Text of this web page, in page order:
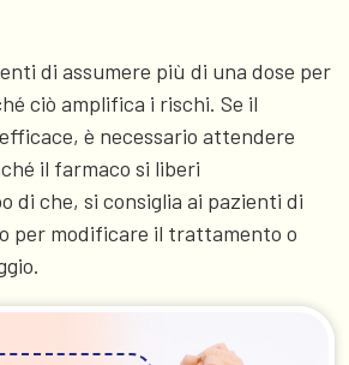
di assumere più di una dose per
ciò amplifica i rischi. Se il
è necessario attendere
il farmaco si liberi
di che, si consiglia ai pazienti di
per modificare il trattamento o